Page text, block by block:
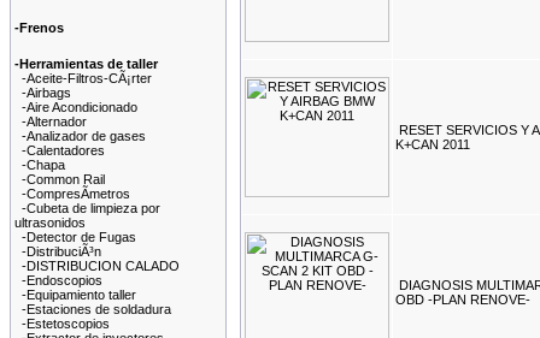
-Frenos
-Herramientas de taller
-Aceite-Filtros-CÃ¡rter
-Airbags
-Aire Acondicionado
-Alternador
-Analizador de gases
-Calentadores
-Chapa
-Common Rail
-CompresÃ­metros
-Cubeta de limpieza por
ultrasonidos
-Detector de Fugas
-DistribuciÃ³n
-DISTRIBUCION CALADO
-Endoscopios
-Equipamiento taller
-Estaciones de soldadura
-Estetoscopios
RESET SERVICIOS Y
K+CAN 2011
DIAGNOSIS
OBD -PLAN RENOVE-